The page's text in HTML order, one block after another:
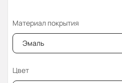
Материал покрытия
Эмаль
Цвет